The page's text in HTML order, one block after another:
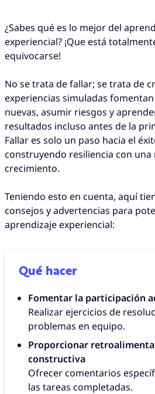
¿Sabes qué es lo mejor del
experiencial? ¡Que está
equivocarse!
No se trata de fallar; se trata de
experiencias simuladas
nuevas, asumir riesgos y
resultados incluso antes de la
Fallar es solo un paso hacia el
construyendo resiliencia con
crecimiento.
Teniendo esto en cuenta, aquí
consejos y advertencias para
aprendizaje experiencial:
Qué hacer
Fomentar la participación
Realizar ejercicios de
problemas en equipo.
Proporcionar
constructiva
Ofrecer comentarios
las tareas completadas.